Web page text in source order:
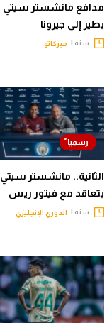
مدافع مانشستر سيتي
يطير إلى جيرونا
سنه | ميركاتو
الثانية.. مانشستر سيتي
يتعاقد مع فيتور ريس
سنه | الدوري الإنجليزي